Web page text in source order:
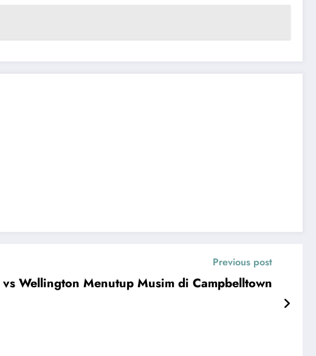
Previous post
Wellington Menutup Musim di Campbelltown